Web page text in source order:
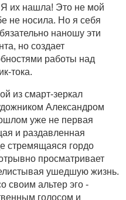
их нашла! Это не мой
не носила. Но я себя
наношу эти
но создает
работы над
тока.
из смарт-зеркал
Александром
уже не первая
и раздавленная
стремящаяся гордо
просматривает
ушедшую жизнь.
своим альтер эго -
голосом и